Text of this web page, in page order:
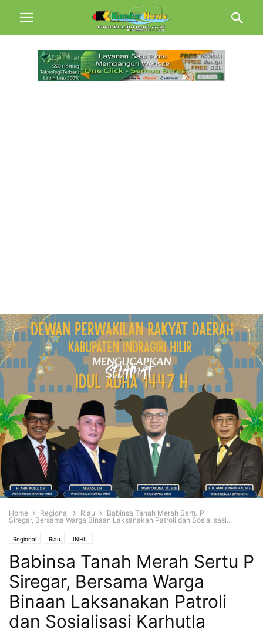
Home Regional Riau
Babinsa Tanah Merah Sertu P
Siregar, Bersama Warga Binaan Laksanakan Patroli dan Sosialisasi...
Regional Riau INHIL
Babinsa Tanah Merah Sertu P
Siregar, Bersama Warga
Binaan Laksanakan Patroli
dan Sosialisasi Karhutla